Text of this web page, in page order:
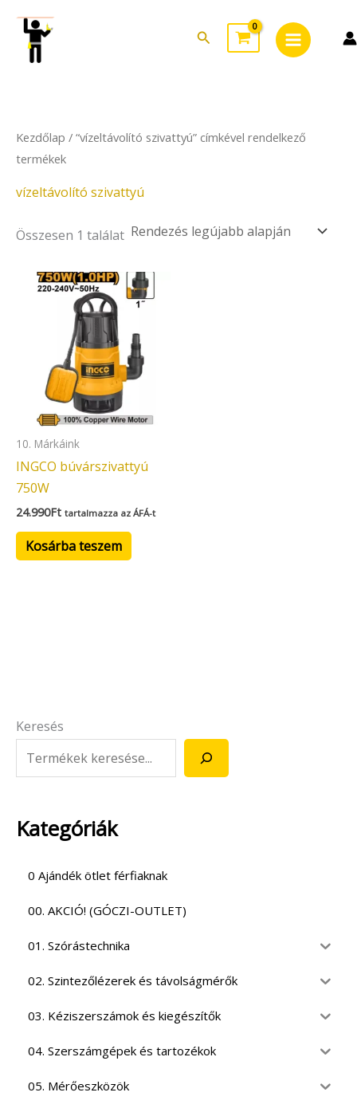
content
Search
Menu
Keresés
Kategóriák
0 Ajándék ötlet férfiaknak
00. AKCIÓ! (GÓCZI-OUTLET)
01. Szórástechnika
02. Szintezőlézerek és távolságmérők
03. Kéziszerszámok és kiegészítők
04. Szerszámgépek és tartozékok
05. Mérőeszközök
Kezdőlap / “vízeltávolító szivattyú” címkével rendelkező
termékek
vízeltávolító szivattyú
Összesen 1 találat
10. Márkáink
INGCO búvárszivattyú
750W
24.990Ft tartalmazza az ÁFÁ-t
Kosárba teszem